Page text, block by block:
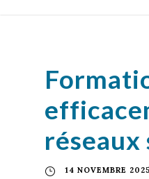
réseaux
14 NOVEMBRE 2025